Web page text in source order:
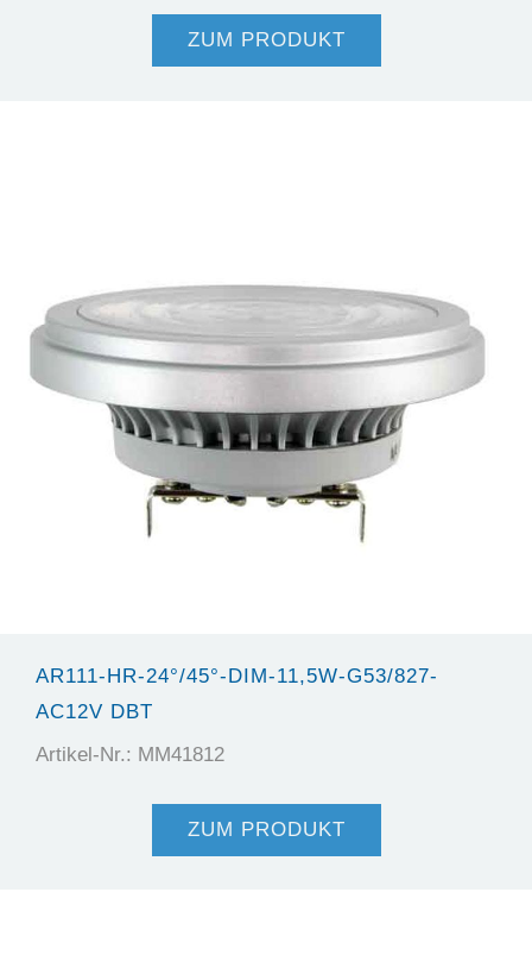
ZUM PRODUKT
AR111-HR-24°/45°-DIM-11,5W-G53/827-
AC12V DBT
Artikel-Nr.: MM41812
ZUM PRODUKT